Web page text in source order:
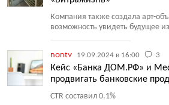
Компания также создала арт-
возможность увидеть будущее
nontv 19.09.2024 в 16:00 3
Кейс «Банка ДОМ.РФ» и
продвигать банковские
CTR составил 0.1%